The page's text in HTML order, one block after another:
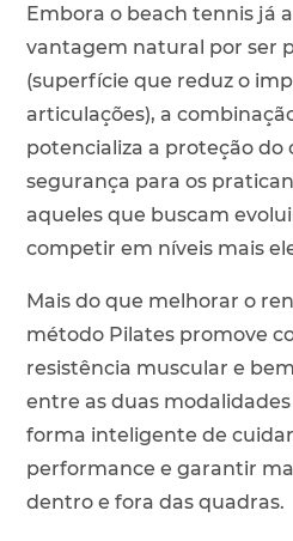
Embora o beach tennis já
vantagem natural por ser
(superfície que reduz o
articulações), a
potencializa a proteção do
segurança para os
aqueles que buscam
competir em níveis mais
Mais do que melhorar o
método Pilates promove
resistência muscular e
entre as duas
forma inteligente de
performance e garantir
dentro e fora das quadras.